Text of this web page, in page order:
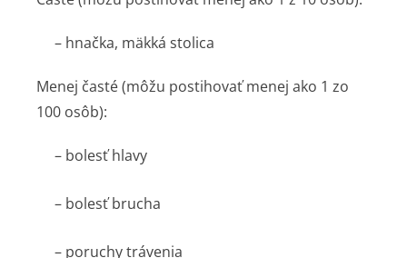
– hnačka, mäkká stolica
Menej časté(môžu postihovať menej ako 1 zo
100 osôb):
– bolesť hlavy
– bolesť brucha
– poruchy trávenia